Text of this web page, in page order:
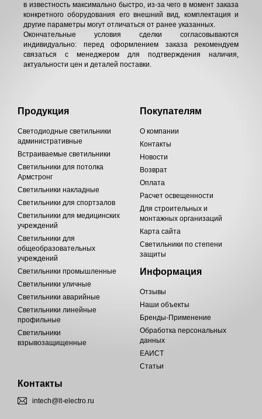
в известность максимально быстро, из-за чего в момент заказа
конкретного оборудования его внешний вид, комплектация и
другие параметры могут отличаться от ранее указанных.
Окончательные условия сделки согласовываются
индивидуально: перед оформлением заказа рекомендуем
связаться с менеджером для подтверждения наличия,
актуальности цен и деталей поставки.
Продукция
Светодиодные светильники
административные
Встраиваемые светильники
Светильники для потолка
Армстронг
Светильники накладные
Светильники для спортзалов
Светильники для медицинских
учреждений
Светильники для
общеобразовательных
учреждений
Светильники промышленные
Светильники уличные
Светильники аварийные
Светильники линейные
профильные
Светильники
взрывозащищенные
Покупателям
О компании
Контакты
Новости
Возврат
Оплата
Расчет освещенности
Для строительных и
монтажных организаций
Карта сайта
Светильники по степени
защиты
Информация
Отзывы
Наши объекты
Бренды-Применение
Обработка персональных
данных
ЕАИСТ
Статьи
Контакты
intech@lt-electro.ru